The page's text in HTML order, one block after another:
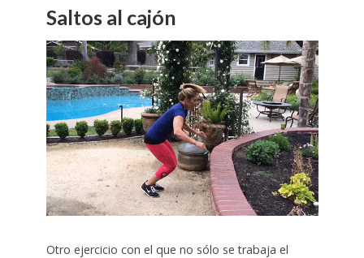
Saltos al cajón
Otro ejercicio con el que no sólo se trabaja el